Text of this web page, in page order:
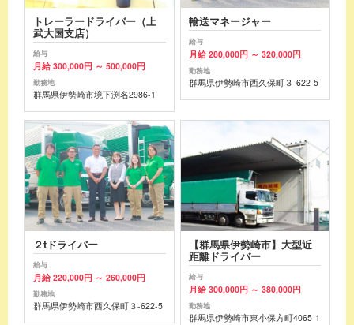
トレーラードライバー（上
武大国支店）
給与
月給 300,000円 ～ 500,000円
勤務地
群馬県伊勢崎市境下渕名2986-1
輸送マネージャー
給与
月給 280,000円 ～ 320,000円
勤務地
群馬県伊勢崎市西久保町３-622-5
２tドライバー
給与
月給 220,000円 ～ 260,000円
勤務地
群馬県伊勢崎市西久保町３-622-5
【群馬県伊勢崎市】大型近
距離ドライバー
給与
月給 300,000円 ～ 380,000円
勤務地
群馬県伊勢崎市東小保方町4065-1